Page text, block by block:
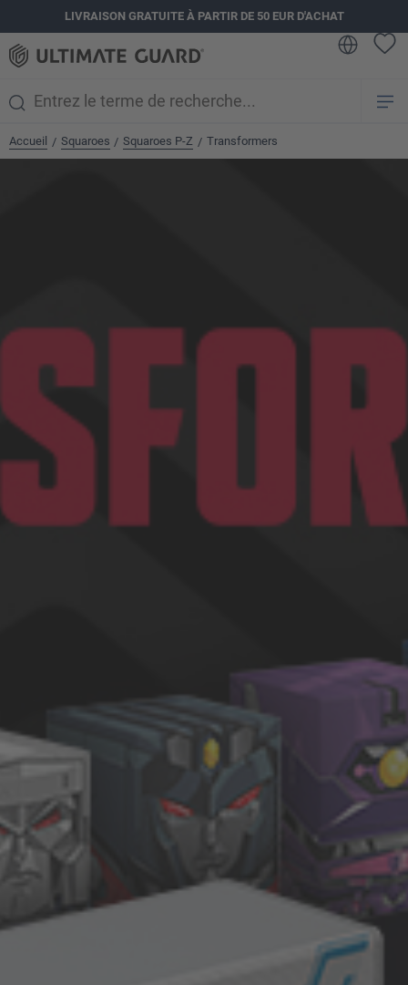
principalLIVRAISON GRATUITE À PARTIR DE 50 EUR D'ACHAT
Accueil / Squaroes / Squaroes P-Z / Transformers